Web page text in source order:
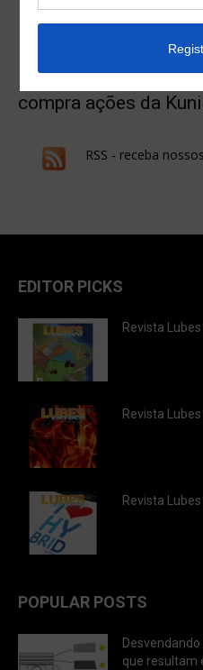
compra ações da
RSS - receba
EDITOR PICKS
Revista
Revista
Revista
POPULAR POSTS
que resultam